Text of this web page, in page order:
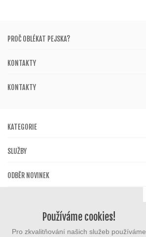
PROČ OBLÉKAT PEJSKA?
KONTAKTY
KONTAKTY
KATEGORIE
SLUŽBY
ODBĚR NOVINEK
Používáme cookies!
Pro zkvalitňování našich služeb používáme